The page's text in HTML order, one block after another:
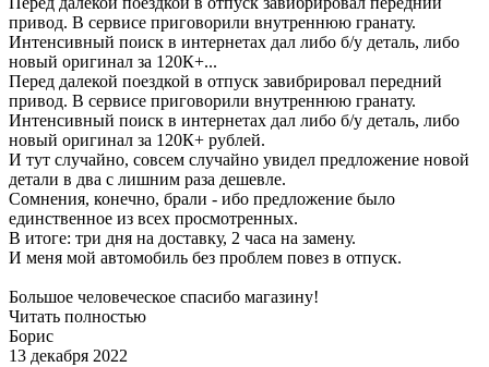
привод. В сервисе приговорили внутреннюю гранату.
Интенсивный поиск в интернетах дал либо б/у деталь, либо
новый оригинал за 120К+...
Перед далекой поездкой в отпуск завибрировал передний
привод. В сервисе приговорили внутреннюю гранату.
Интенсивный поиск в интернетах дал либо б/у деталь, либо
новый оригинал за 120К+ рублей.
И тут случайно, совсем случайно увидел предложение новой
детали в два с лишним раза дешевле.
Сомнения, конечно, брали - ибо предложение было
единственное из всех просмотренных.
В итоге: три дня на доставку, 2 часа на замену.
И меня мой автомобиль без проблем повез в отпуск.
Большое человеческое спасибо магазину!
Читать полностью
Борис
13 декабря 2022